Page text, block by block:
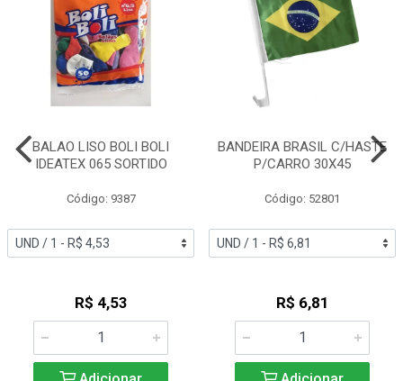
BALAO LISO BOLI BOLI
IDEATEX 065 SORTIDO
Código: 9387
R$ 4,53
BANDEIRA BRASIL C/HASTE
P/CARRO 30X45
Código: 52801
R$ 6,81